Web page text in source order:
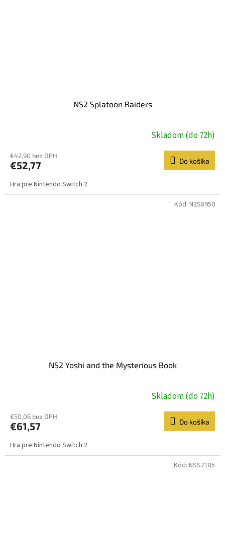
NS2 Splatoon Raiders
Skladom (do 72h)
€42,90 bez DPH
€52,77 Do košíka
Hra pre Nintendo Switch 2
NS2 Yoshi and the Mysterious Book
Skladom (do 72h)
€50,06 bez DPH
€61,57 Do košíka
Hra pre Nintendo Switch 2
Kód: N2S8950
Kód: NSS7185